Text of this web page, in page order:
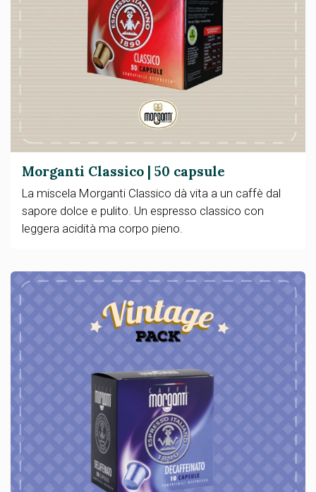
Morganti Classico | 50 capsule
La miscela Morganti Classico dà vita a un caffè dal
sapore dolce e pulito. Un espresso classico con
leggera acidità ma corpo pieno.